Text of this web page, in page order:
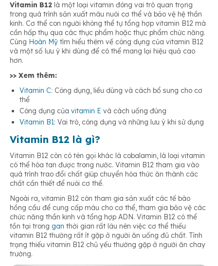
Vitamin B12 giúp tăng cường năng lượng
Vitamin B12 là một loại vitamin đóng vai trò quan trọng
trong quá trình sản xuất máu nuôi cơ thể và bảo vệ hệ thần
kinh. Cơ thể con người không thể tự tổng hợp vitamin B12 mà
cần hấp thụ qua các thực phẩm hoặc thực phẩm chức năng.
Cùng Hoàn Mỹ tìm hiểu thêm về công dụng của vitamin B12
và một số lưu ý khi dùng để có thể mang lại hiệu quả cao
hơn.
>> Xem thêm:
Vitamin C: Công dụng, liều dùng và cách bổ sung cho cơ
thể
Công dụng của vitamin E và cách uống đúng
Vitamin B1: Vai trò, công dụng và những lưu ý khi sử dụng
Vitamin B12 là gì?
Vitamin B12 còn có tên gọi khác là cobalamin, là loại vitamin
có thể hòa tan được trong nước. Vitamin B12 tham gia vào
quá trình trao đổi chất giúp chuyển hóa thức ăn thành các
chất cần thiết để nuôi cơ thể.
Ngoài ra, vitamin B12 còn tham gia sản xuất các tế bào
hồng cầu để cung cấp máu cho cơ thể, tham gia bảo vệ các
chức năng thần kinh và tổng hợp ADN. Vitamin B12 có thể
tồn tại trong gan thời gian rất lâu nên việc cơ thể thiếu
vitamin B12 thường rất ít gặp ở người ăn uống đủ chất. Tình
trạng thiếu vitamin B12 chủ yếu thường gặp ở người ăn chay
trường.